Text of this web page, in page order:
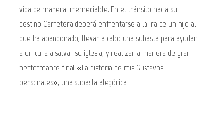
vida de manera irremediable. En el tránsito hacia su
destino Carretera deberá enfrentarse a la ira de un hijo al
que ha abandonado, llevar a cabo una subasta para ayudar
a un cura a salvar su iglesia, y realizar a manera de gran
performance final «La historia de mis Gustavos
personales», una subasta alegórica.